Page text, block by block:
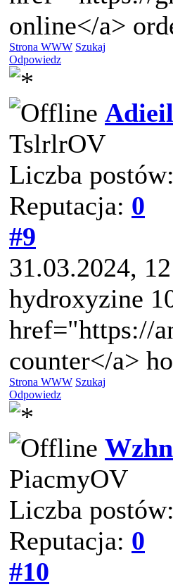
online</a>
Strona WWW Szukaj
Odpowiedz
Adieil
TslrlrOV
Liczba
Reputacja: 0
#9
31.03.2024,
hydroxyzine
href="https://
counter</a>
Strona WWW Szukaj
Odpowiedz
PiacmyOV
Liczba
Reputacja: 0
#10